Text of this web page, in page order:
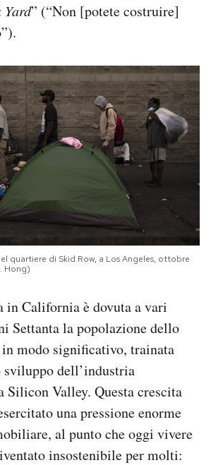
Yard” (“Non [potete costruire]
quartiere di Skid Row, a Los Angeles, ottobre
Hong)
California è dovuta a vari
Settanta la popolazione dello
in modo significativo, trainata
dell’industria
Silicon Valley. Questa crescita
una pressione enorme
al punto che oggi vivere
insostenibile per molti: